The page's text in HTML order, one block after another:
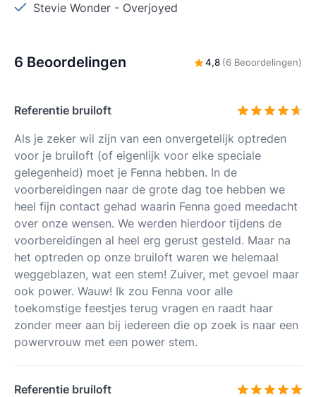
Stevie Wonder - Overjoyed
6 Beoordelingen 4,8 (6 Beoordelingen)
Referentie bruiloft
Als je zeker wil zijn van een onvergetelijk optreden
voor je bruiloft (of eigenlijk voor elke speciale
gelegenheid) moet je Fenna hebben. In de
voorbereidingen naar de grote dag toe hebben we
heel fijn contact gehad waarin Fenna goed meedacht
over onze wensen. We werden hierdoor tijdens de
voorbereidingen al heel erg gerust gesteld. Maar na
het optreden op onze bruiloft waren we helemaal
weggeblazen, wat een stem! Zuiver, met gevoel maar
ook power. Wauw! Ik zou Fenna voor alle
toekomstige feestjes terug vragen en raadt haar
zonder meer aan bij iedereen die op zoek is naar een
powervrouw met een power stem.
Referentie bruiloft